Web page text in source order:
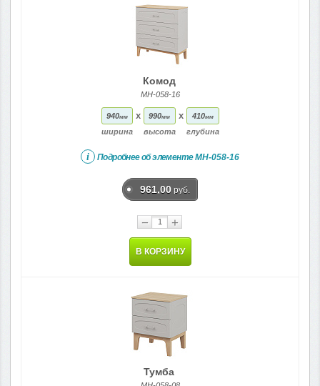
Комод
МН-058-16
940мм
ширина
x 990мм
высота
x 410мм
глубина
i Подробнее об элементеМН-058-16
961,00 руб.
− +
В КОРЗИНУ
Тумба